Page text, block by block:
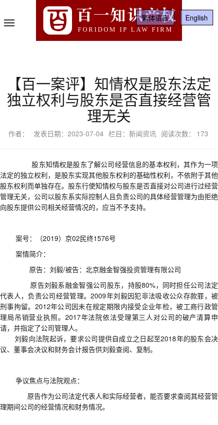
百一知识产权
FORIDOM IP LAW FIRM
English
繁体语言
Toggle
Navigation
【百一案评】知情权是股东法定
独立权利与股东是否直接经营管
理无关
作者： 发表日期：2023-07-04 栏目：新闻资讯 阅读次数： 173
股东知情权是股东了解公司经营信息的基本权利，其作为一项
法定的独立权利，是股东实现其他股东权利的基础性权利，不依附于其他
股东权利而单独存在。股东行使知情权与股东是否直接对公司进行过经营
管理无关，公司以股东系实际控制人且负责公司的具体经营管理为由拒绝
向股东提供公司相关经营情况的， 应当不予支持。
案号： （2019）京02民终1576号
案情简介：
原告： 刘毅/被告： 北京融金智强投资管理有限公司
原告刘毅系融金智强公司股东，持股80%，同时担任公司法定
代表人，负责公司经营管理。2009年刘毅因犯非法吸收公众存款罪，被
刑事拘留。 2012年公司因未在规定期限内接受企业年检，被工商行政管
理局吊销营业执照。 2017年法院依法受理第三人对公司的破产清算申
请，并指定了公司管理人。
刘毅向法院起诉，要求公司提供自成立之日起至2018年的股东会决
议、董事会决议和财务会计报告供刘毅查阅、复制。
争议焦点与法院观点：
原告作为公司法定代表人和实际经营者，能否要求查阅其经营管
理期间公司的经营情况和财务情况。